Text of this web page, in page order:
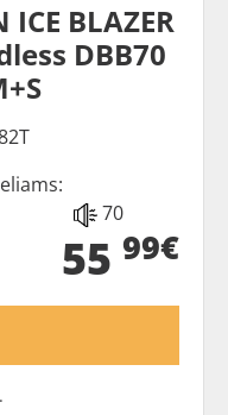
BLAZER
DBB70
70
55 99€